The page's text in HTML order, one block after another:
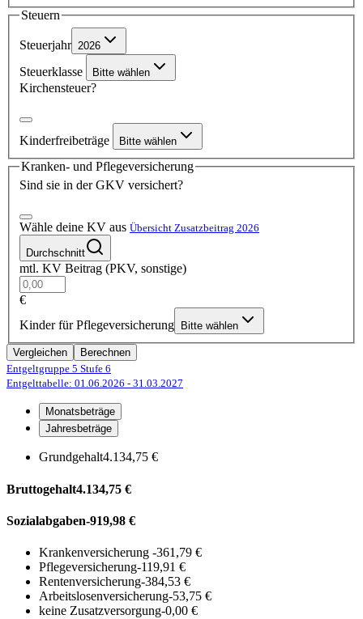
Steuern
Steuerjahr 2026
Steuerklasse Bitte wählen
Kirchensteuer?
Kinderfreibeträge Bitte wählen
Kranken- und Pflegeversicherung
Sind sie in der GKV versichert?
Wähle deine KV aus Übersicht Zusatzbeitrag 2026
Durchschnitt
mtl. KV Beitrag (PKV, sonstige)
€
Kinder für Pflegeversicherung
Bitte wählen
Vergleichen
Berechnen
Entgeltgruppe 5 Stufe 6
Entgelttabelle: 01.06.2026 - 31.03.2027
Monatsbeträge
Jahresbeträge
Grundgehalt4.134,75 €
Bruttogehalt4.134,75 €
Sozialabgaben-919,98 €
Krankenversicherung -361,79 €
Pflegeversicherung-119,91 €
Rentenversicherung-384,53 €
Arbeitslosenversicherung-53,75 €
keine Zusatzversorgung-0,00 €